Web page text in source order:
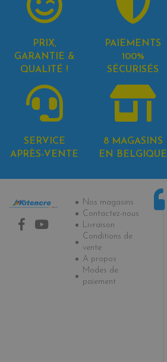
PRIX,
GARANTIE &
QUALITÉ !
PAIEMENTS
100%
SÉCURISÉS
SERVICE
APRÈS-VENTE
8 MAGASINS
EN BELGIQUE
Informations
Nos magasins
Contactez-nous
Livraison
Conditions de
vente
A propos
Modes de
paiement